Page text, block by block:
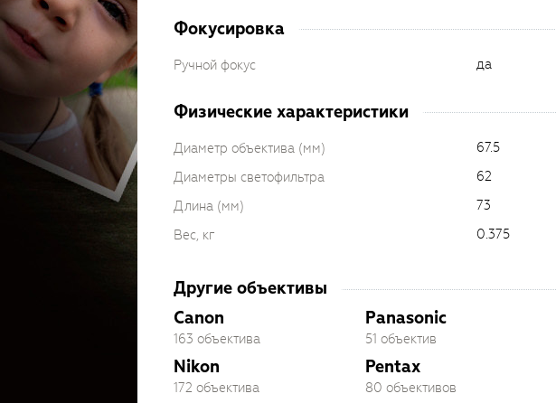
Фокусировка
Ручной фокус да
Физические характеристики
Диаметр объектива (мм)
67.5
Диаметры светофильтра
62
Длина (мм)
73
Вес, кг
0.375
Другие объективы
Canon
163 объектива
Nikon
172 объектива
Panasonic
51 объектив
Pentax
80 объективов